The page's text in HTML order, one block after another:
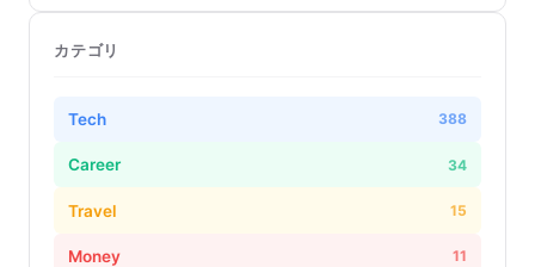
カテゴリ
Tech 388
Career 34
Travel 15
Money 11